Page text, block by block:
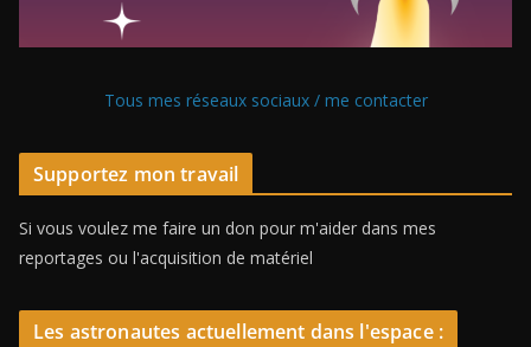
Tous mes réseaux sociaux / me contacter
Supportez mon travail
Si vous voulez me faire un don pour m'aider dans mes
reportages ou l'acquisition de matériel
Les astronautes actuellement dans l'espace :